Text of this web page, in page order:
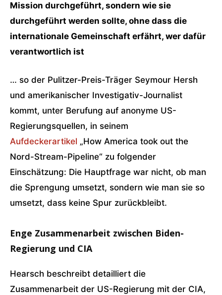
Mission durchgeführt, sondern wie sie
durchgeführt werden sollte, ohne dass die
internationale Gemeinschaft erfährt, wer dafür
verantwortlich ist
… so der Pulitzer-Preis-Träger Seymour Hersh
und amerikanischer Investigativ-Journalist
kommt, unter Berufung auf anonyme US-
Regierungsquellen, in seinem
Aufdeckerartikel „How America took out the
Nord-Stream-Pipeline“ zu folgender
Einschätzung: Die Hauptfrage war nicht, ob man
die Sprengung umsetzt, sondern wie man sie so
umsetzt, dass keine Spur zurückbleibt.
Enge Zusammenarbeit zwischen Biden-
Regierung und CIA
Hearsch beschreibt detailliert die
Zusammenarbeit der US-Regierung mit der CIA,